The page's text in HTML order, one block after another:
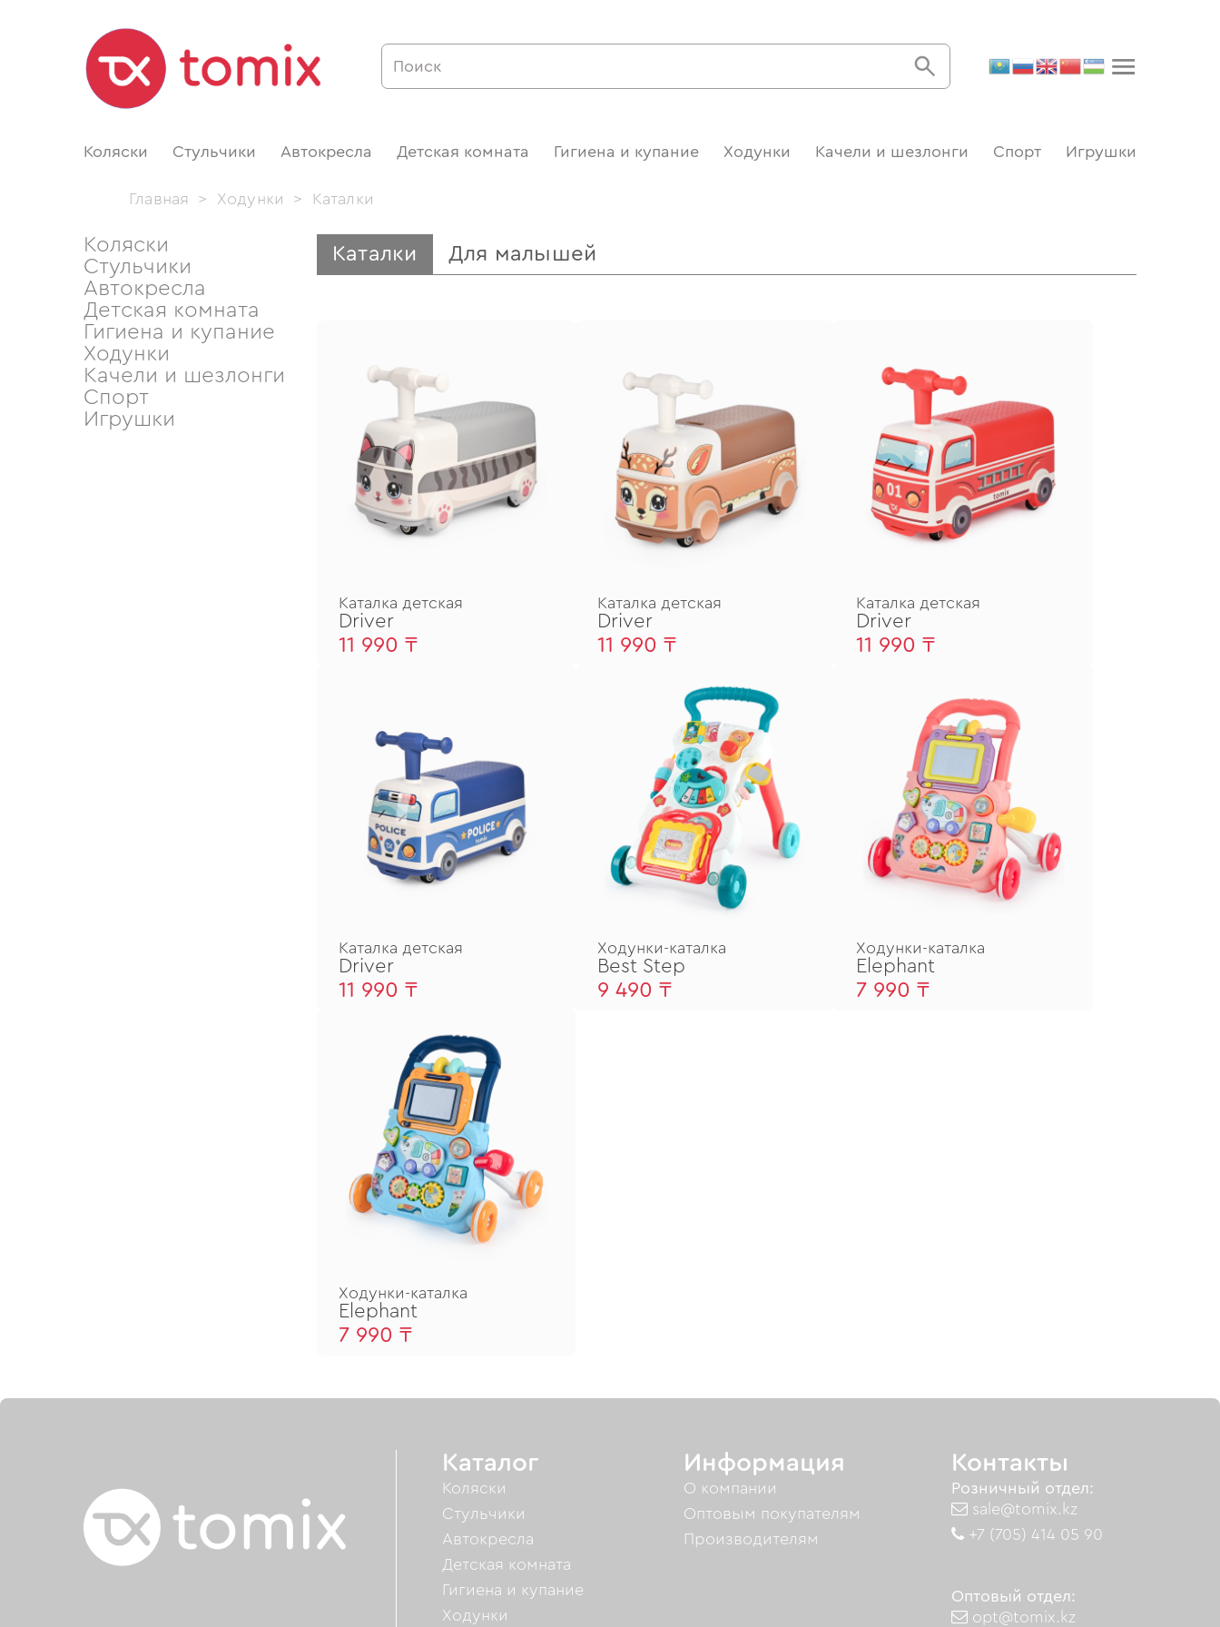
Коляски Стульчики Автокресла Детская комната Гигиена и купание Ходунки Качели и шезлонги Спорт Игрушки
Главная > Ходунки > Каталки
Коляски
Стульчики
Автокресла
Детская комната
Гигиена и купание
Ходунки
Качели и шезлонги
Спорт
Игрушки
Каталки Для малышей
Каталка детская
Driver
11 990 ₸
Каталка детская
Driver
11 990 ₸
Каталка детская
Driver
11 990 ₸
Каталка детская
Driver
11 990 ₸
Ходунки-каталка
Best Step
9 490 ₸
Ходунки-каталка
Elephant
7 990 ₸
Ходунки-каталка
Elephant
7 990 ₸
Каталог
Коляски
Стульчики
Автокресла
Детская комната
Гигиена и купание
Ходунки
Информация
О компании
Оптовым покупателям
Производителям
Контакты
Розничный отдел:
sale@tomix.kz
+7 (705) 414 05 90
Оптовый отдел:
opt@tomix.kz